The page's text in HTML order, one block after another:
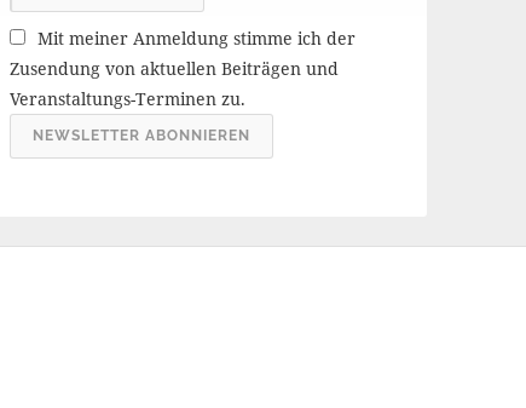
r
c
h
i
Mit meiner Anmeldung stimme ich der
Zusendung von aktuellen Beiträgen und
Veranstaltungs-Terminen zu.